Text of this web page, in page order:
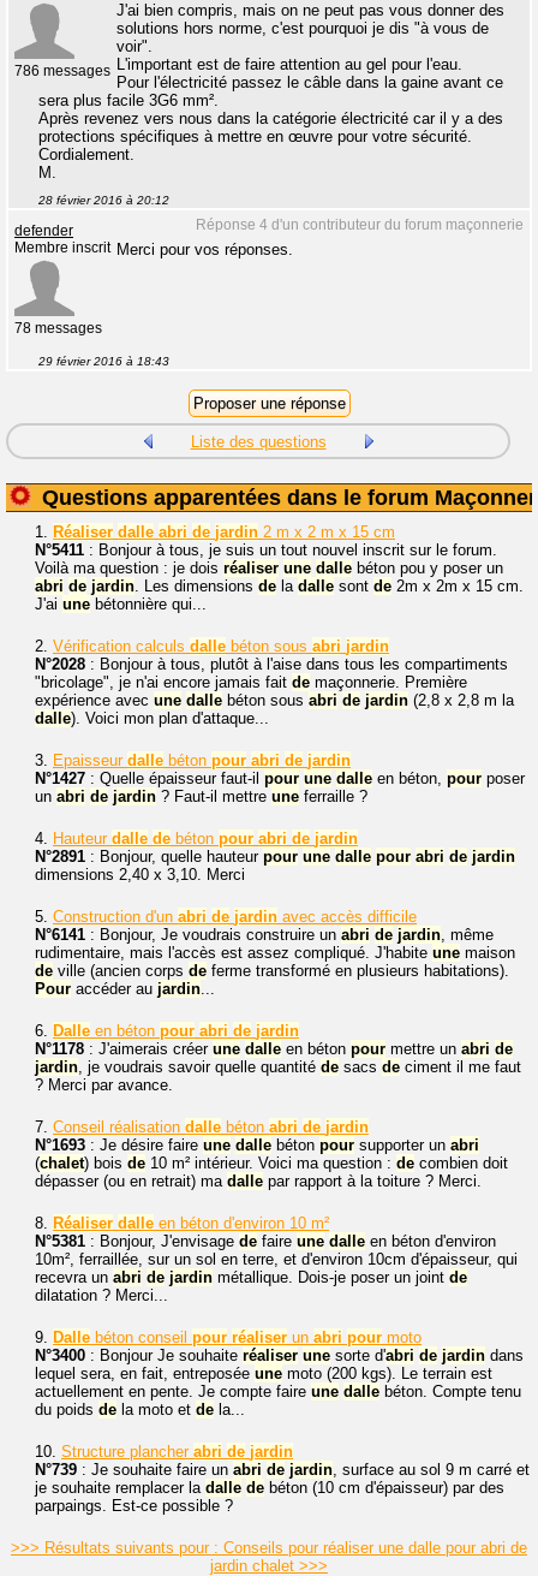
786 messages
J'ai bien compris, mais on ne peut pas vous donner des
solutions hors norme, c'est pourquoi je dis "à vous de
voir".
L'important est de faire attention au gel pour l'eau.
Pour l'électricité passez le câble dans la gaine avant ce
sera plus facile 3G6 mm².
Après revenez vers nous dans la catégorie électricité car il y a des
protections spécifiques à mettre en œuvre pour votre sécurité.
Cordialement.
M.
28 février 2016 à 20:12
Réponse 4 d'un contributeur du forum maçonnerie
defender
Membre inscrit
78 messages
Merci pour vos réponses.
29 février 2016 à 18:43
Liste des questions
Questions apparentées dans le forum
1. Réaliser dalle abri de jardin 2 m x 2 m x 15 cm
N°5411 : Bonjour à tous, je suis un tout nouvel inscrit sur le forum.
Voilà ma question : je dois réaliser une dalle béton pou y poser un
abri de jardin. Les dimensions de la dalle sont de 2m x 2m x 15 cm.
J'ai une bétonnière qui...
2. Vérification calculs dalle béton sous abri jardin
N°2028 : Bonjour à tous, plutôt à l'aise dans tous les compartiments
"bricolage", je n'ai encore jamais fait de maçonnerie. Première
expérience avec une dalle béton sous abri de jardin (2,8 x 2,8 m la
dalle). Voici mon plan d'attaque...
3. Epaisseur dalle béton pour abri de jardin
N°1427 : Quelle épaisseur faut-il pour une dalle en béton, pour poser
un abri de jardin ? Faut-il mettre une ferraille ?
4. Hauteur dalle de béton pour abri de jardin
N°2891 : Bonjour, quelle hauteur pour une dalle pour abri de jardin
dimensions 2,40 x 3,10. Merci
5. Construction d'un abri de jardin avec accès difficile
N°6141 : Bonjour, Je voudrais construire un abri de jardin, même
rudimentaire, mais l'accès est assez compliqué. J'habite une maison
de ville (ancien corps de ferme transformé en plusieurs habitations).
Pour accéder au jardin...
6. Dalle en béton pour abri de jardin
N°1178 : J'aimerais créer une dalle en béton pour mettre un abri de
jardin, je voudrais savoir quelle quantité de sacs de ciment il me faut
? Merci par avance.
7. Conseil réalisation dalle béton abri de jardin
N°1693 : Je désire faire une dalle béton pour supporter un abri
(chalet) bois de 10 m² intérieur. Voici ma question : de combien doit
dépasser (ou en retrait) ma dalle par rapport à la toiture ? Merci.
8. Réaliser dalle en béton d'environ 10 m²
N°5381 : Bonjour, J'envisage de faire une dalle en béton d'environ
10m², ferraillée, sur un sol en terre, et d'environ 10cm d'épaisseur, qui
recevra un abri de jardin métallique. Dois-je poser un joint de
dilatation ? Merci...
9. Dalle béton conseil pour réaliser un abri pour moto
N°3400 : Bonjour Je souhaite réaliser une sorte d'abri de jardin dans
lequel sera, en fait, entreposée une moto (200 kgs). Le terrain est
actuellement en pente. Je compte faire une dalle béton. Compte tenu
du poids de la moto et de la...
10. Structure plancher abri de jardin
N°739 : Je souhaite faire un abri de jardin, surface au sol 9 m carré et
je souhaite remplacer la dalle de béton (10 cm d'épaisseur) par des
parpaings. Est-ce possible ?
>>> Résultats suivants pour : Conseils pour réaliser une dalle pour abri de
jardin chalet >>>